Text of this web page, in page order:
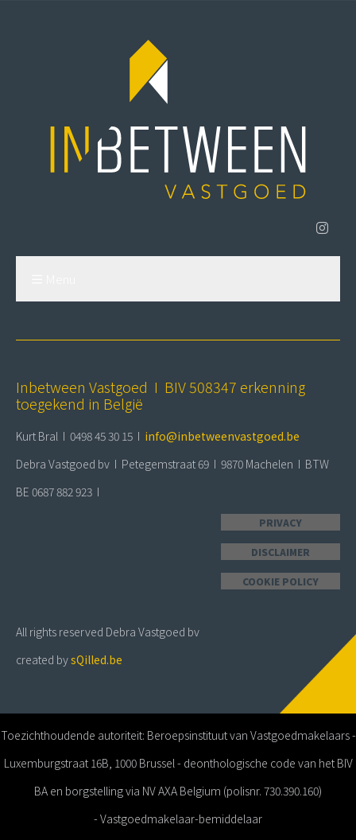
Inbetween Vastgoed I BIV 508347 erkenning
toegekend in België
Kurt Bral I 0498 45 30 15 I info@inbetweenvastgoed.be
Debra Vastgoed bv I Petegemstraat 69 I 9870 Machelen I BTW
BE 0687 882 923 I
PRIVACY
DISCLAIMER
COOKIE POLICY
All rights reserved Debra Vastgoed bv
created bysQilled.be
Toezichthoudende autoriteit: Beroepsinstituut van Vastgoedmakelaars -
Luxemburgstraat 16B, 1000 Brussel - deonthologische code van het BIV
BA en borgstelling via NV AXA Belgium (polisnr. 730.390.160)
- Vastgoedmakelaar-bemiddelaar